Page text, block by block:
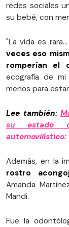
redes sociales
su bebé, con
"La vida es rara…
veces eso
romperían el
ecografía de mi
menos para
Lee también:
su estado
automovilístico:
Además, en la
rostro
Amanda
Mandi.
Fue la